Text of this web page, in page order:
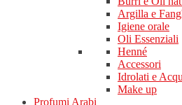
Argilla e
Igiene orale
Oli Essenziali
Henné
Accessori
Idrolati e
Make up
Profumi Arabi